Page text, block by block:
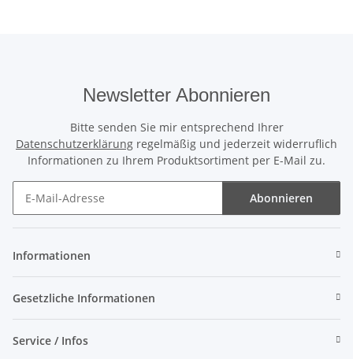
Newsletter Abonnieren
Bitte senden Sie mir entsprechend Ihrer
Datenschutzerklärung regelmäßig und jederzeit widerruflich
Informationen zu Ihrem Produktsortiment per E-Mail zu.
Abonnieren
Informationen
Gesetzliche Informationen
Service / Infos